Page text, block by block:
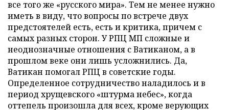
все того же «русского мира». Тем не менее нужно
иметь в виду, что вопросы по встрече двух
предстоятелей есть, есть и критика, причем с
самых разных сторон. У РПЦ МП сложные и
неоднозначные отношения с Ватиканом, а в
прошлом веке они лишь усложнились. Да,
Ватикан помогал РПЦ в советские годы.
Определенное сотрудничество наладилось и в
период хрущевского «штурма небес», когда
оттепель произошла для всех, кроме верующих